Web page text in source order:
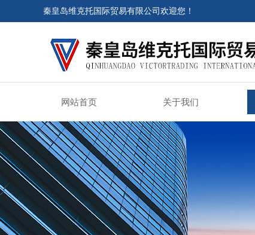
秦皇岛维克托国际贸易有限公司欢迎您！
网站首页 关于我们